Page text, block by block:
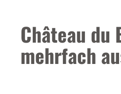
Château du
mehrfach